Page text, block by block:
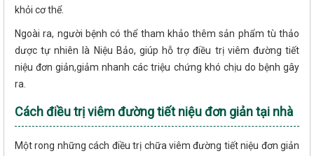
khỏi cơ thể.
Ngoài ra, người bệnh có thể tham khảo thêm sản phẩm tù thảo
dược tự nhiên là Niệu Bảo, giúp hỗ trợ điều trị viêm đường tiết
niệu đơn giản,giảm nhanh các triệu chứng khó chịu do bệnh gây
ra.
Cách điều trị viêm đường tiết niệu đơn giản tại nhà
Một rong những cách điều trị chữa viêm đường tiết niệu đơn giản